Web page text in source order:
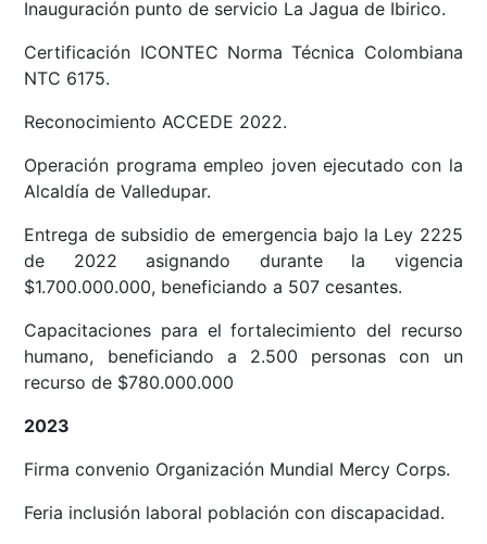
Inauguración punto de servicio La Jagua de Ibirico.
Certificación ICONTEC Norma Técnica Colombiana
NTC 6175.
Reconocimiento ACCEDE 2022.
Operación programa empleo joven ejecutado con la
Alcaldía de Valledupar.
Entrega de subsidio de emergencia bajo la Ley 2225
de 2022 asignando durante la vigencia
$1.700.000.000, beneficiando a 507 cesantes.
Capacitaciones para el fortalecimiento del recurso
humano, beneficiando a 2.500 personas con un
recurso de $780.000.000
2023
Firma convenio Organización Mundial Mercy Corps.
Feria inclusión laboral población con discapacidad.